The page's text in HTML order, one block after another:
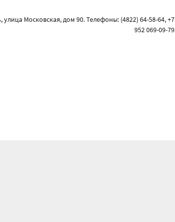
улица Московская, дом 90. Телефоны: (4822) 64-58-64, +7
952 069-09-79